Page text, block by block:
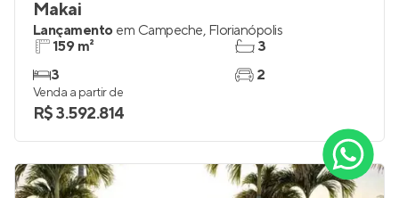
Makai
Lançamento em Campeche, Florianópolis
159 m²
3
3
2
Venda a partir de
R$ 3.592.814